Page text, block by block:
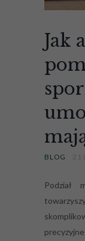
Jak
BLOG 21
Podział